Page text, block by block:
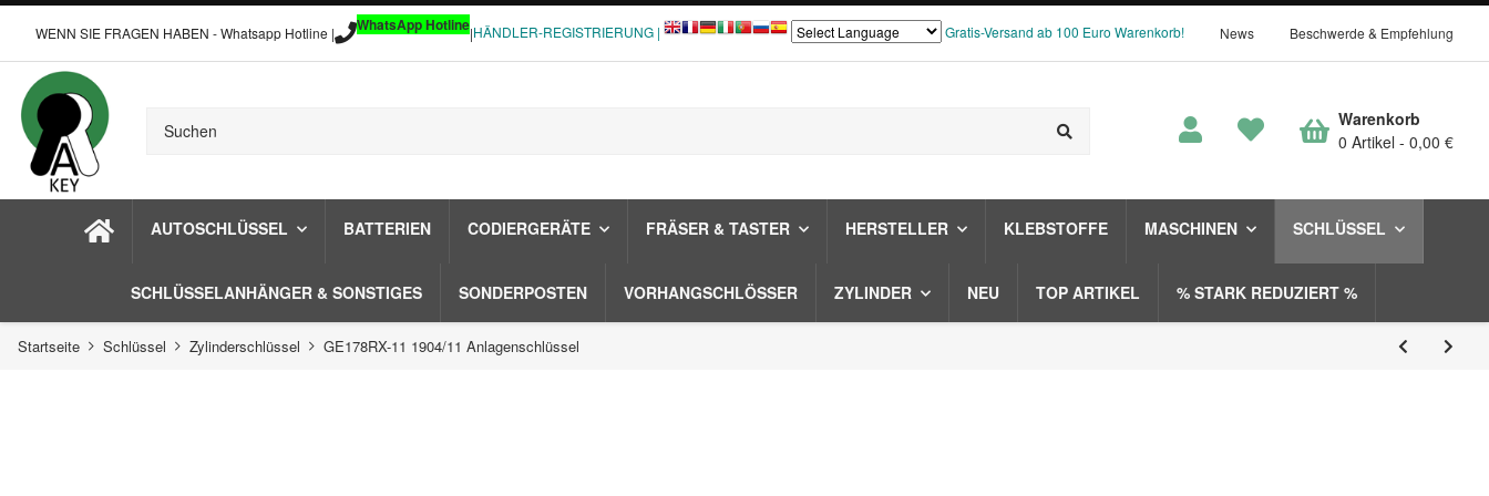
WENN SIE FRAGEN HABEN - Whatsapp Hotline | WhatsApp Hotline|HÄNDLER-REGISTRIERUNG | Gratis-Versand ab 100 Euro Warenkorb! News Beschwerde & Empfehlung
AUTOSCHLÜSSEL BATTERIEN CODIERGERÄTE FRÄSER & TASTER HERSTELLER KLEBSTOFFE MASCHINEN SCHLÜSSEL
SCHLÜSSELANHÄNGER & SONSTIGES SONDERPOSTEN VORHANGSCHLÖSSER ZYLINDER NEU TOP ARTIKEL % STARK REDUZIERT %
Warenkorb
0 Artikel
0,00 €
Startseite Schlüssel Zylinderschlüssel GE178RX-11 1904/11 Anlagenschlüssel